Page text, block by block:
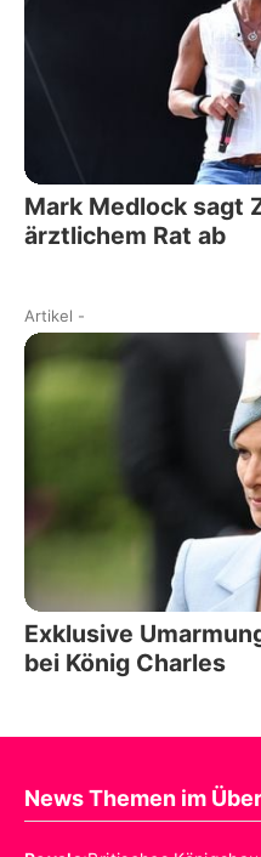
Mark Medlock sagt
ärztlichem Rat ab
Artikel -
Exklusive
bei König Charles
News Themen im